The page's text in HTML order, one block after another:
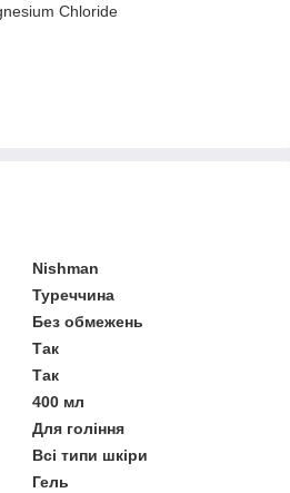
Chloride
Nishman
Туреччина
Без обмежень
Так
Так
400 мл
Для гоління
Всі типи шкіри
Гель